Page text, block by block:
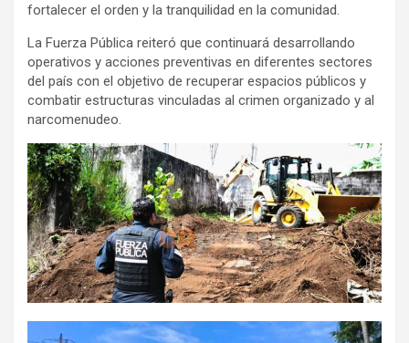
fortalecer el orden y la tranquilidad en la comunidad.
La Fuerza Pública reiteró que continuará desarrollando
operativos y acciones preventivas en diferentes sectores
del país con el objetivo de recuperar espacios públicos y
combatir estructuras vinculadas al crimen organizado y al
narcomenudeo.